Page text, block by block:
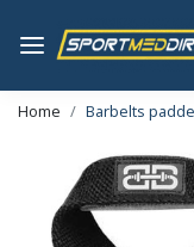
Home Barbelts